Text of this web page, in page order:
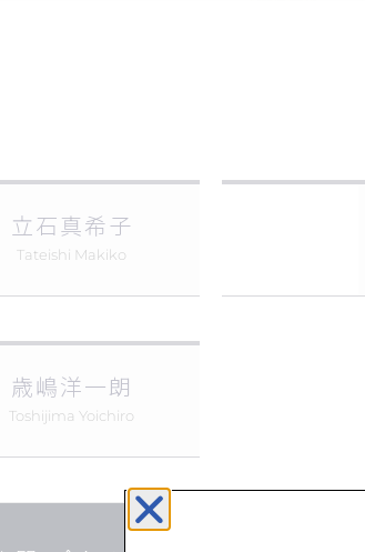
立石真希子
Tateishi Makiko
歳嶋洋一朗
Toshijima Yoichiro